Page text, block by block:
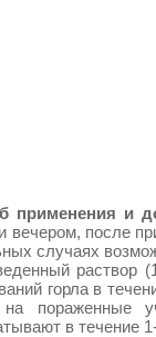
применения и
вечером, после
случаях
раствор
горла в
на пораженные
в течение